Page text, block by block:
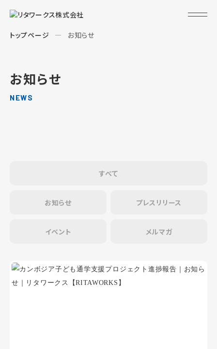
トップページ お知らせ
お知らせ
NEWS
すべて
お知らせ プレスリリース
イベント メルマガ